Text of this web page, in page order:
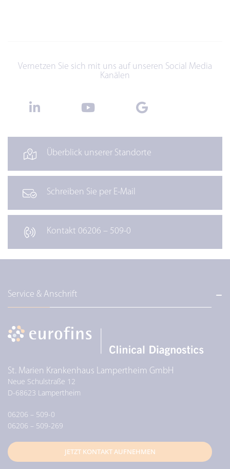
Vernetzen Sie sich mit uns auf unseren Social Media
Kanälen
Überblick unserer Standorte
Schreiben Sie per E-Mail
Kontakt 06206 – 509-0
Service & Anschrift
St. Marien Krankenhaus Lampertheim GmbH
Neue Schulstraße 12
D-68623 Lampertheim
06206 – 509-0
06206 – 509-269
JETZT KONTAKT AUFNEHMEN